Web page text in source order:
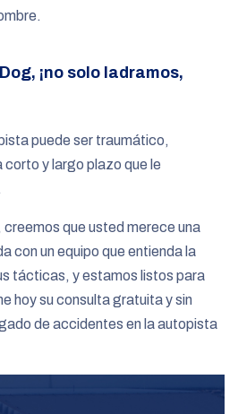
¡no solo ladramos,
puede ser traumático,
corto y largo plazo que le
que usted merece una
con un equipo que entienda la
tácticas, y estamos listos para
hoy su consulta gratuita y sin
de accidentes en la autopista